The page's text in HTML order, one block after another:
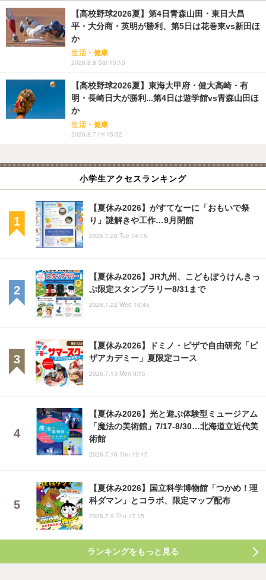
【高校野球2026夏】第4日青森山田・東日大昌
平・大分商・英明が勝利、第5日は花巻東vs新田ほ
か
生活・健康
2026.8.8 Sat 15:15
【高校野球2026夏】東海大甲府・健大高崎・有
明・長崎日大が勝利...第4日は遊学館vs青森山田ほ
か
生活・健康
2026.8.7 Fri 15:52
小学生アクセスランキング
【夏休み2026】がすてなーに「おもいで祭
り」謎解きや工作…9月閉館
2026.7.28 Tue 14:15
【夏休み2026】JR九州、こどもぼうけんきっ
ぷ限定スタンプラリー8/31まで
2026.7.22 Wed 10:45
【夏休み2026】ドミノ・ピザで自由研究「ピ
ザアカデミー」夏限定コース
2026.7.13 Mon 9:15
【夏休み2026】光と遊ぶ体験型ミュージアム
「魔法の美術館」7/17-8/30…北海道立近代美
術館
2026.7.16 Thu 19:15
【夏休み2026】国立科学博物館「つかめ！理
科ダマン」とコラボ、限定マップ配布
2026.7.9 Thu 17:15
ランキングをもっと見る